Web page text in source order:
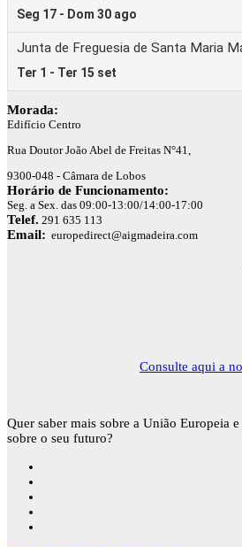
Morada:
Edifício Centro
Rua Doutor João Abel de Freitas N°41,
9300-048 - Câmara de Lobos
Horário de Funcionamento:
Seg. a Sex. das 09:00-13:00/14:00-17:00
Telef. 291 635 113
Email: europedirect@aigmadeira.com
Consulte aqui a
Quer saber mais sobre a União Europeia
sobre o seu futuro?